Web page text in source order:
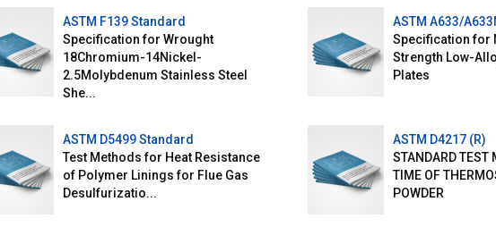
ASTM F139 Standard
Specification for Wrought
18Chromium-14Nickel-
2.5Molybdenum Stainless Steel
She...
ASTM A633/
Specification for
Strength Low-
Plates
ASTM D5499 Standard
Test Methods for Heat Resistance
of Polymer Linings for Flue Gas
Desulfurizatio...
ASTM D4217 (R)
STANDARD TEST
TIME OF
POWDER